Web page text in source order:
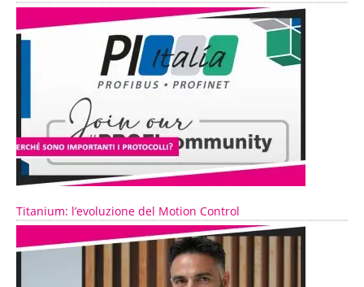
Titanium: l’evoluzione del Motion Control